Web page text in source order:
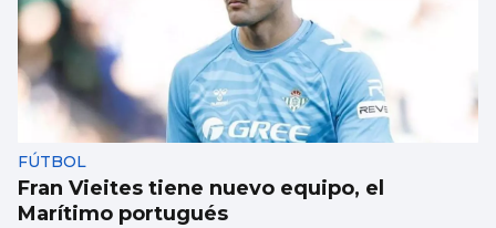
FÚTBOL
Fran Vieites tiene nuevo equipo, el
Marítimo portugués